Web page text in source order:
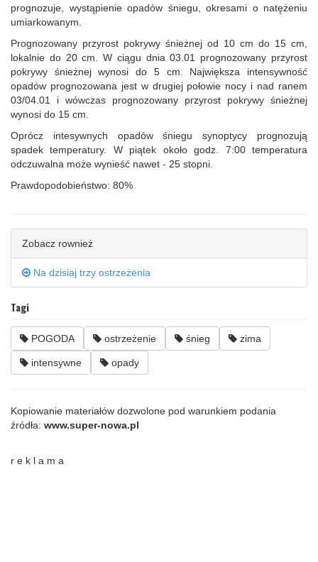
prognozuje, wystąpienie opadów śniegu, okresami o natężeniu
umiarkowanym.
Prognozowany przyrost pokrywy śnieżnej od 10 cm do 15 cm,
lokalnie do 20 cm. W ciągu dnia 03.01 prognozowany przyrost
pokrywy śnieżnej wynosi do 5 cm. Największa intensywność
opadów prognozowana jest w drugiej połowie nocy i nad ranem
03/04.01 i wówczas prognozowany przyrost pokrywy śnieżnej
wynosi do 15 cm.
Oprócz intesywnych opadów śniegu synoptycy prognozują
spadek temperatury. W piątek około godz. 7:00 temperatura
odczuwalna może wynieść nawet - 25 stopni.
Prawdopodobieństwo: 80%
Zobacz rownież
Na dzisiaj trzy ostrzeżenia
Tagi
POGODA ostrzeżenie śnieg zima
intensywne opady
Kopiowanie materiałów dozwolone pod warunkiem podania
źródła: www.super-nowa.pl
r e k l a m a